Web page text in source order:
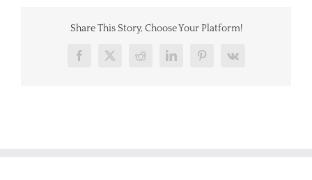
Share This Story, Choose Your Platform!
Facebook
X RedditLinkedInPinterest
Vk